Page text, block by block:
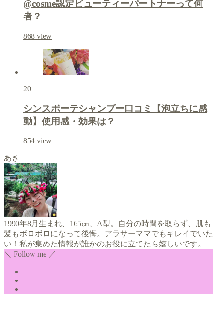
@cosme認定ビューティーパートナーって何
者？
868 view
20
シンスボーテシャンプー口コミ【泡立ちに感
動】使用感・効果は？
854 view
あき
1990年8月生まれ、165㎝、A型。自分の時間を取らず、肌も
髪もボロボロになって後悔。アラサーママでもキレイでいた
い！私が集めた情報が誰かのお役に立てたら嬉しいです。
＼ Follow me ／